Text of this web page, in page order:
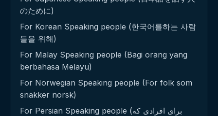
のために)
For Korean Speaking people (한국어를하는 사람
들을 위해)
For Malay Speaking people (Bagi orang yang
berbahasa Melayu)
For Norwegian Speaking people (For folk som
snakker norsk)
For Persian Speaking people (برای افرادی که